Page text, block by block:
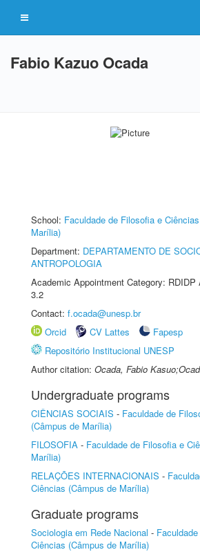
Fabio Kazuo Ocada
School: Faculdade de Filosofia e
Marília)
Department: DEPARTAMENTO DE
ANTROPOLOGIA
Academic Appointment Category:
3.2
Contact: f.ocada@unesp.br
Orcid
CV Lattes
Fapesp
Repositório Institucional UNESP
Author citation: Ocada, Fabio
Undergraduate programs
CIÊNCIAS SOCIAIS - Faculdade de
(Câmpus de Marília)
FILOSOFIA - Faculdade de Filosofia e
Marília)
RELAÇÕES INTERNACIONAIS -
Ciências (Câmpus de Marília)
Graduate programs
Sociologia em Rede Nacional -
Ciências (Câmpus de Marília)